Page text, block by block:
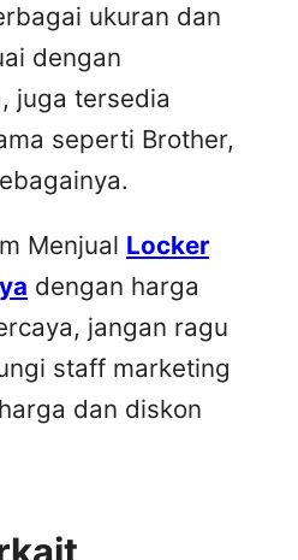
ukuran dan
dengan
juga tersedia
seperti Brother,
Menjual Locker
dengan harga
jangan ragu
staff marketing
dan diskon